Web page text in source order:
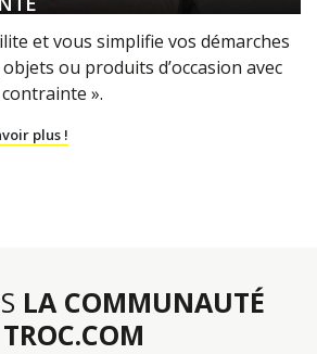
et vous simplifie vos démarches
ou produits d’occasion avec
».
plus !
LA COMMUNAUTÉ
TROC.COM